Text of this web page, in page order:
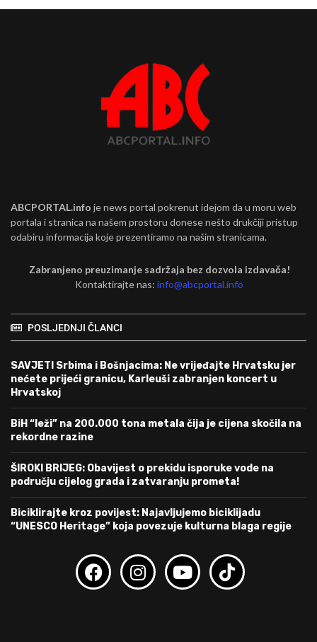
ABCPORTAL.info je news portal pokrenut idejom da u moru web
portala i stranica na našem prostoru donese nešto drukčiji pristup
odabiru informacija koje prezentiramo na našim stranicama.
Zabranjeno preuzimanje sadržaja bez dozvola izdavača!
Kontaktirajte nas:info@abcportal.info
POSLJEDNJI ČLANCI
SAVJETI Srbima i Bošnjacima: Ne vrijeđajte Hrvatsku jer
nećete prijeći granicu, Karleuši zabranjen koncert u
Hrvatskoj
BiH “leži” na 200.000 tona metala čija je cijena skočila na
rekordne razine
ŠIROKI BRIJEG: Obavijest o prekidu isporuke vode na
području cijelog grada i zatvaranju prometa!
Biciklirajte kroz povijest: Najavljujemo biciklijadu
“UNESCO Heritage” koja povezuje kulturna blaga regije